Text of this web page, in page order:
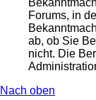
Forums, in
ab, ob Sie
nicht. Die
Nach oben